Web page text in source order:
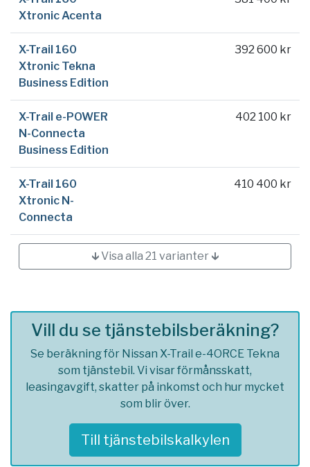
Xtronic Acenta
X-Trail 160
Xtronic Tekna
Business Edition
392 600 kr
X-Trail e-POWER
N-Connecta
Business Edition
402 100 kr
X-Trail 160
Xtronic N-
Connecta
410 400 kr
🡳 Visa alla 21 varianter 🡳
Vill du se tjänstebilsberäkning?
Se beräkning för Nissan X-Trail e-4ORCE Tekna
som tjänstebil. Vi visar förmånsskatt,
leasingavgift, skatter på inkomst och hur mycket
som blir över.
Till tjänstebilskalkylen